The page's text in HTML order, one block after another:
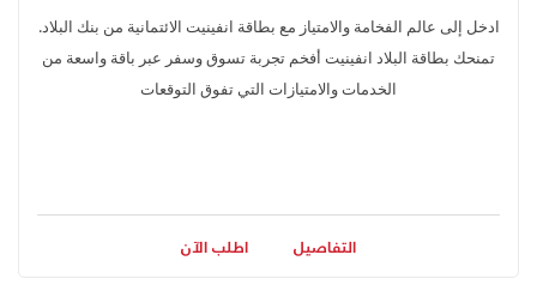
ادخل إلى عالم الفخامة والامتياز مع بطاقة انفينيت الائتمانية من بنك البلاد.
تمنحك بطاقة البلاد انفينيت أفخم تجربة تسوق وسفر عبر باقة واسعة من
الخدمات والامتيازات التي تفوق التوقعات
التفاصيل اطلب الآن